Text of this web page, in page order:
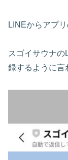
LINEからアプ
スゴイサウナの
録するように言